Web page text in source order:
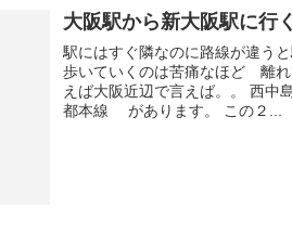
大阪駅から新大阪駅に行
駅にはすぐ隣なのに路線が違う
歩いていくのは苦痛なほど 離れ
えば大阪近辺で言えば。。 西中
都本線 があります。 この２...